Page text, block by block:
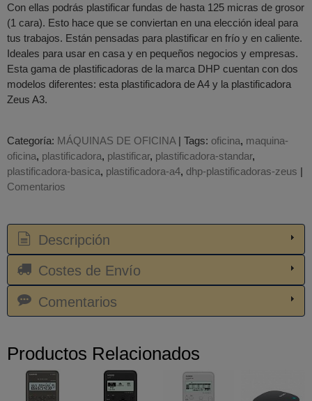
Con ellas podrás plastificar fundas de hasta 125 micras de grosor
(1 cara). Esto hace que se conviertan en una elección ideal para
tus trabajos. Están pensadas para plastificar en frío y en caliente.
Ideales para usar en casa y en pequeños negocios y empresas.
Esta gama de plastificadoras de la marca DHP cuentan con dos
modelos diferentes: esta plastificadora de A4 y la plastificadora
Zeus A3.
Categoría: MÁQUINAS DE OFICINA| Tags: oficina maquina-
oficina plastificadora plastificar plastificadora-standar
plastificadora-basica plastificadora-a4 dhp-plastificadoras-zeus |
Comentarios
Descripción
Costes de Envío
Comentarios
Productos Relacionados